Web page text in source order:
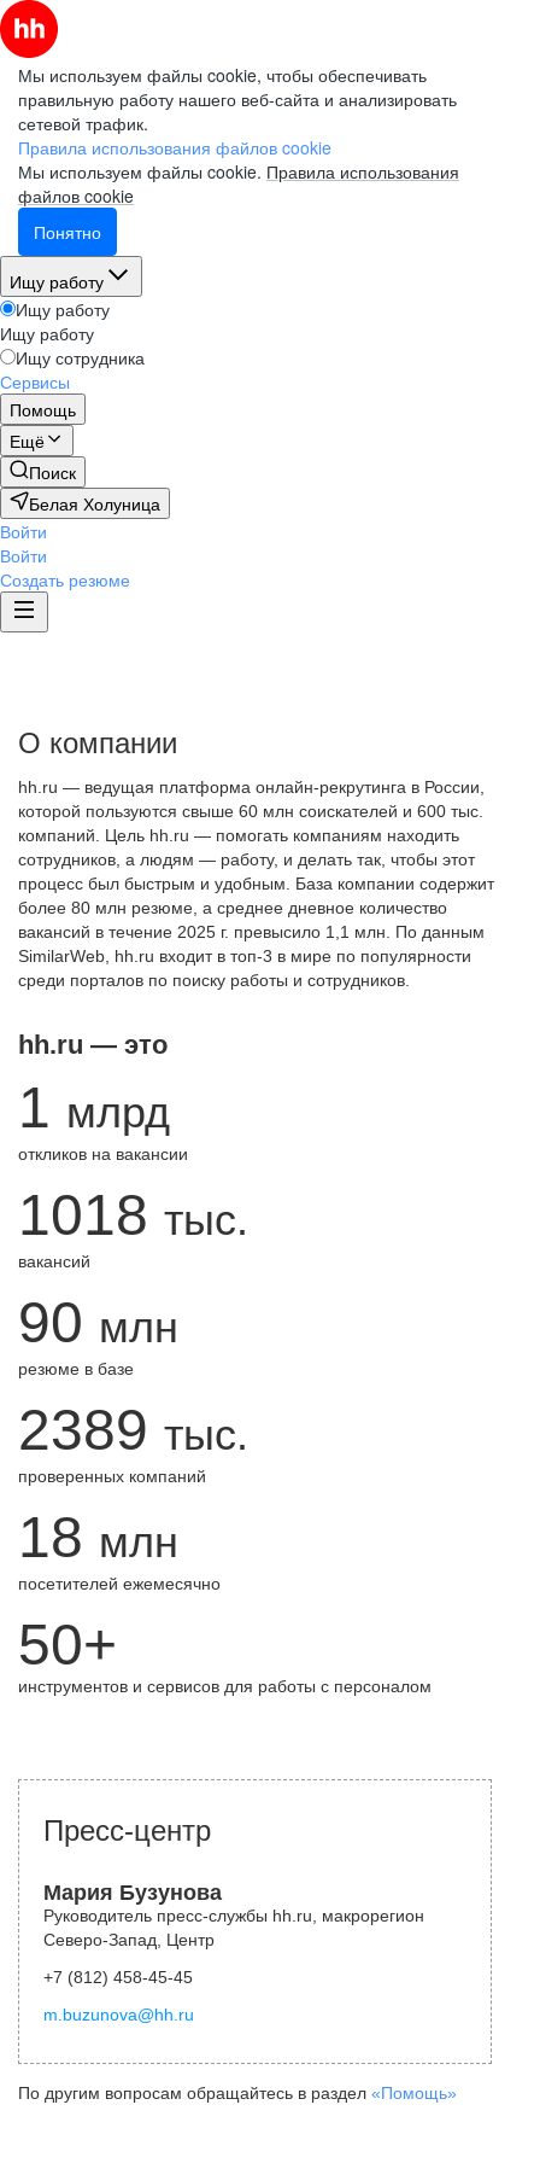
Мы используем файлы cookie, чтобы обеспечивать
правильную работу нашего веб-сайта и анализировать
сетевой трафик.
Правила использования файлов cookie
Мы используем файлы cookie. Правила использования
файлов cookie
Понятно
Ищу работу
Ищу работу
Ищу работу
Ищу сотрудника
Сервисы
Помощь
Ещё
Поиск
Белая Холуница
Войти
Войти
Создать резюме
О компании
hh.ru — ведущая платформа онлайн-рекрутинга в России,
которой пользуются свыше 60 млн соискателей и 600 тыс.
компаний. Цель hh.ru — помогать компаниям находить
сотрудников, а людям — работу, и делать так, чтобы этот
процесс был быстрым и удобным. База компании содержит
более 80 млн резюме, а среднее дневное количество
вакансий в течение 2025 г. превысило 1,1 млн. По данным
SimilarWeb, hh.ru входит в топ-3 в мире по популярности
среди порталов по поиску работы и сотрудников.
hh.ru — это
1 млрд
откликов на вакансии
1018 тыс.
вакансий
90 млн
резюме в базе
2389 тыс.
проверенных компаний
18 млн
посетителей ежемесячно
50+
инструментов и сервисов для работы с персоналом
Пресс-центр
Мария Бузунова
Руководитель пресс-службы hh.ru, макрорегион
Северо-Запад, Центр
+7 (812) 458-45-45
m.buzunova@hh.ru
По другим вопросам обращайтесь в раздел «Помощь»